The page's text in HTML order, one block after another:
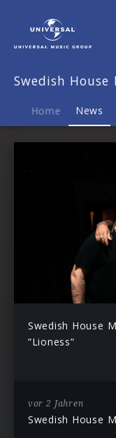
Swedish House
Home News
Swedish House
“Lioness“
vor 2 Jahren
Swedish House